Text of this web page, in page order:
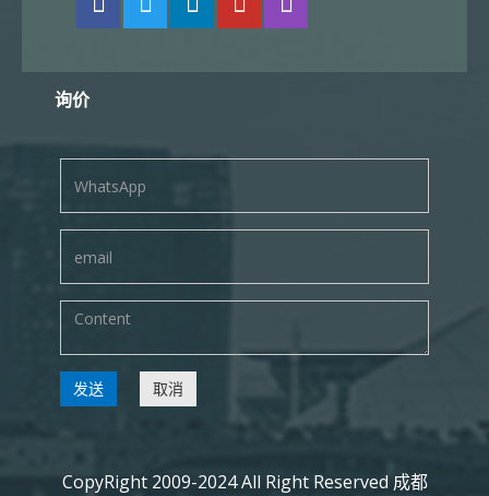
询价
发送 取消
CopyRight 2009-2024 All Right Reserved 成都